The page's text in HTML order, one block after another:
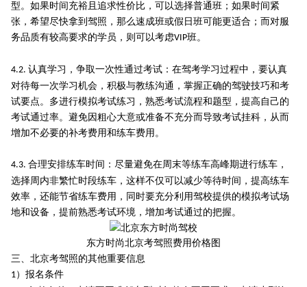
型。如果时间充裕且追求性价比，可以选择普通班；如果时间紧
张，希望尽快拿到驾照，那么速成班或假日班可能更适合；而对服
务品质有较高要求的学员，则可以考虑VIP班。
4.2. 认真学习，争取一次性通过考试：在驾考学习过程中，要认真
对待每一次学习机会，积极与教练沟通，掌握正确的驾驶技巧和考
试要点。多进行模拟考试练习，熟悉考试流程和题型，提高自己的
考试通过率。避免因粗心大意或准备不充分而导致考试挂科，从而
增加不必要的补考费用和练车费用。
4.3. 合理安排练车时间：尽量避免在周末等练车高峰期进行练车，
选择周内非繁忙时段练车，这样不仅可以减少等待时间，提高练车
效率，还能节省练车费用，同时要充分利用驾校提供的模拟考试场
地和设备，提前熟悉考试环境，增加考试通过的把握。
东方时尚北京考驾照费用价格图
三、北京考驾照的其他重要信息
1）报名条件